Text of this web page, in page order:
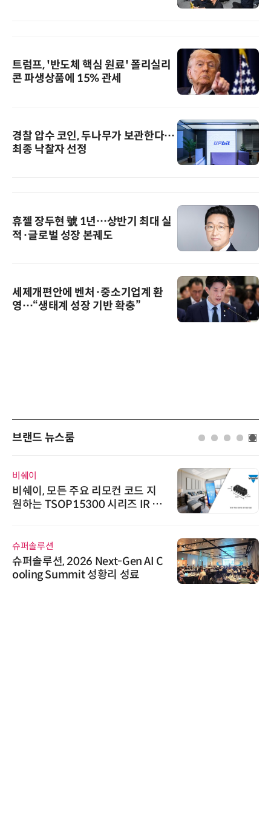
트럼프, '반도체 핵심 원료' 폴리실리
콘 파생상품에 15% 관세
경찰 압수 코인, 두나무가 보관한다…
최종 낙찰자 선정
휴젤 장두현 號 1년…상반기 최대 실
적·글로벌 성장 본궤도
세제개편안에 벤처·중소기업계 환
영…“생태계 성장 기반 확충”
브랜드 뉴스룸
모컨 코드 지
시리즈 IR 수
Gen AI C
리 성료
로옴세미컨덕터코리아
로옴, 업계 최고 수
구현한 차량용
인아그룹
'자동화 산업의 새
인아그룹 전국 7개
어 개최